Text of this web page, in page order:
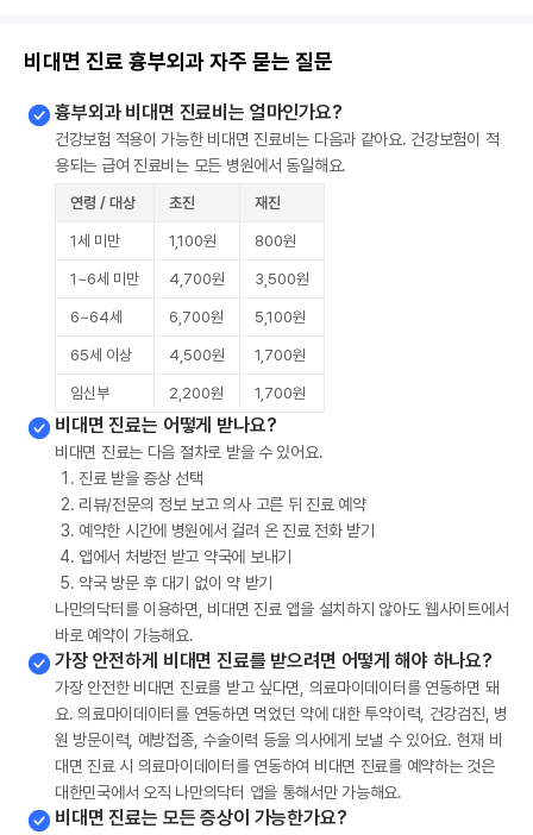
비대면 진료 흉부외과 자주 묻는 질문
흉부외과 비대면 진료비는 얼마인가요?
건강보험 적용이 가능한 비대면 진료비는 다음과 같아요. 건강보험이 적
용되는 급여 진료비는 모든 병원에서 동일해요.
연령 / 대상 초진 재진
1세 미만 1,100원 800원
1~6세 미만 4,700원 3,500원
6~64세 6,700원 5,100원
65세 이상 4,500원 1,700원
임신부 2,200원 1,700원
비대면 진료는 어떻게 받나요?
비대면 진료는 다음 절차로 받을 수 있어요.
진료 받을 증상 선택
리뷰/전문의 정보 보고 의사 고른 뒤 진료 예약
예약한 시간에 병원에서 걸려 온 진료 전화 받기
앱에서 처방전 받고 약국에 보내기
약국 방문 후 대기 없이 약 받기
나만의닥터를 이용하면, 비대면 진료 앱을 설치하지 않아도 웹사이트에서
바로 예약이 가능해요.
가장 안전하게 비대면 진료를 받으려면 어떻게 해야 하나요?
가장 안전한 비대면 진료를 받고 싶다면, 의료마이데이터를 연동하면 돼
요. 의료마이데이터를 연동하면 먹었던 약에 대한 투약이력, 건강검진, 병
원 방문이력, 예방접종, 수술이력 등을 의사에게 보낼 수 있어요. 현재 비
대면 진료 시 의료마이데이터를 연동하여 비대면 진료를 예약하는 것은
대한민국에서 오직 나만의닥터 앱을 통해서만 가능해요.
비대면 진료는 모든 증상이 가능한가요?